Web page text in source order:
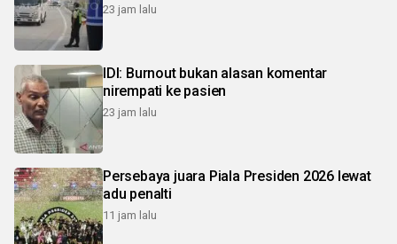
23 jam lalu
IDI: Burnout bukan alasan komentar
nirempati ke pasien
23 jam lalu
Persebaya juara Piala Presiden 2026 lewat
adu penalti
11 jam lalu